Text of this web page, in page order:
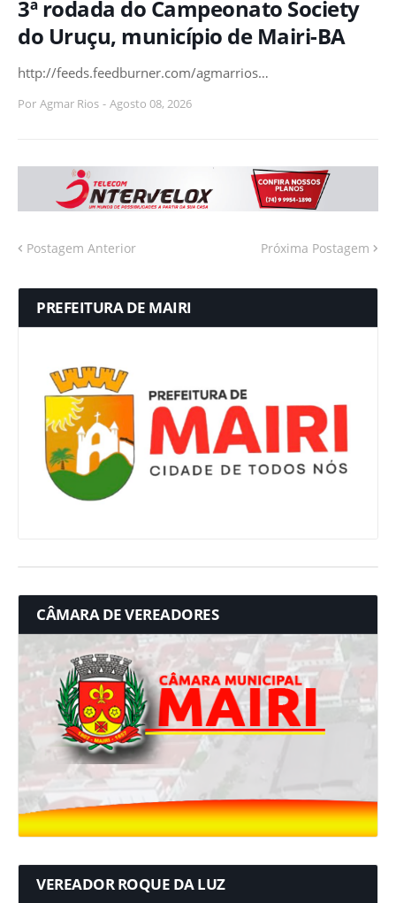
3ª rodada do Campeonato Society
do Uruçu, município de Mairi-BA
http://feeds.feedburner.com/agmarrios…
Por Agmar Rios - Agosto 08, 2026
Postagem Anterior Próxima Postagem
PREFEITURA DE MAIRI
CÂMARA DE VEREADORES
VEREADOR ROQUE DA LUZ